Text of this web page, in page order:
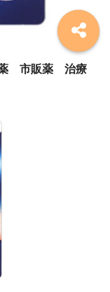
薬 市販薬 治療